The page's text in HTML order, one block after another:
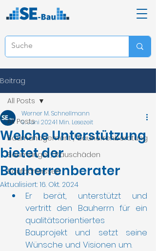
Beitrag
All Posts
Baumanagement / Bauherrenberatung
Baumängel / Bauschäden
Baufachwissen
All Posts
Welche Unterstützung
bietet der
Bauherrenberater
Werner M. Schnellmann
9. Juni 20241 Min. Lesezeit
Aktualisiert: 16. Okt. 2024
Er berät, unterstützt und
vertritt den Bauherrn für ein
qualitätsorientiertes
Bauprojekt und setzt seine
Wünsche und Visionen um.